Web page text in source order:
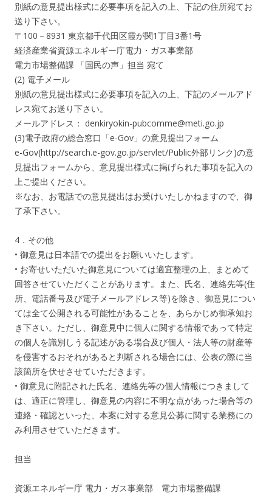
別紙の意見提出様式に必要事項を記入の上、下記の住所宛てお
送り下さい。
〒100－8931 東京都千代田区霞が関1丁目3番1号
経済産業省資源エネルギー庁電力・ガス事業部
電力市場整備課 「国民の声」担当 宛て
(2) 電子メール
別紙の意見提出様式に必要事項を記入の上、下記のメールアド
レス宛てお送り下さい。
メールアドレス： denkiryokin-pubcomme@meti.go.jp
(3)電子政府の総合窓口「e-Gov」の意見提出フォーム
e-Gov(http://search.e-gov.go.jp/servlet/Public外部リンク)の意
見提出フォームから、意見提出様式に掲げられた事項を記入の
上ご提出ください。
※なお、お電話での意見提出はお受けいたしかねますので、御
了承下さい。
4．その他
• 御意見は日本語での提出をお願いいたします。
• お寄せいただいた御意見については適宜整理の上、まとめて
回答させていただくことがあります。また、氏名、連絡先等(住
所、電話番号及び電子メールアドレス等)を除き、御意見につい
ては全て公開される可能性があることを、あらかじめ御承知お
き下さい。ただし、御意見中に個人に関する情報であって特定
の個人を識別しうる記述がある場合及び個人・法人等の財産等
を侵害するおそれがあると判断される場合には、公表の際に当
該箇所を伏せさせていただきます。
• 御意見に附記された氏名、連絡先等の個人情報につきまして
は、適正に管理し、御意見の内容に不明な点があった場合等の
連絡・確認といった、本案に対する意見公募に関する業務にの
み利用させていただきます。
担当
資源エネルギー庁 電力・ガス事業部 電力市場整備課